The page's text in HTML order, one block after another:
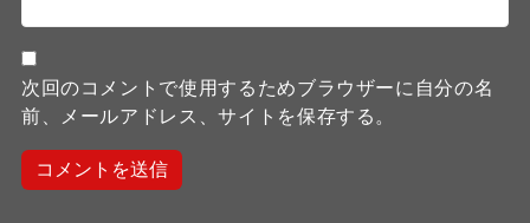
次回のコメントで使用するためブラウザーに自分の名
前、メールアドレス、サイトを保存する。